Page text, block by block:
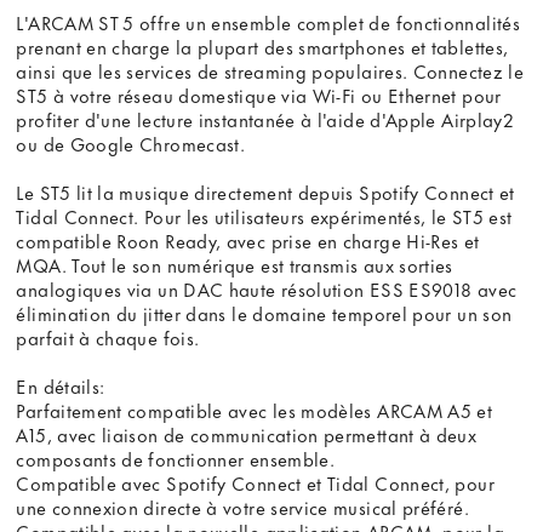
L'ARCAM ST 5 offre un ensemble complet de fonctionnalités
prenant en charge la plupart des smartphones et tablettes,
ainsi que les services de streaming populaires. Connectez le
ST5 à votre réseau domestique via Wi-Fi ou Ethernet pour
profiter d'une lecture instantanée à l'aide d'Apple Airplay2
ou de Google Chromecast.
Le ST5 lit la musique directement depuis Spotify Connect et
Tidal Connect. Pour les utilisateurs expérimentés, le ST5 est
compatible Roon Ready, avec prise en charge Hi-Res et
MQA. Tout le son numérique est transmis aux sorties
analogiques via un DAC haute résolution ESS ES9018 avec
élimination du jitter dans le domaine temporel pour un son
parfait à chaque fois.
En détails:
Parfaitement compatible avec les modèles ARCAM A5 et
A15, avec liaison de communication permettant à deux
composants de fonctionner ensemble.
Compatible avec Spotify Connect et Tidal Connect, pour
une connexion directe à votre service musical préféré.